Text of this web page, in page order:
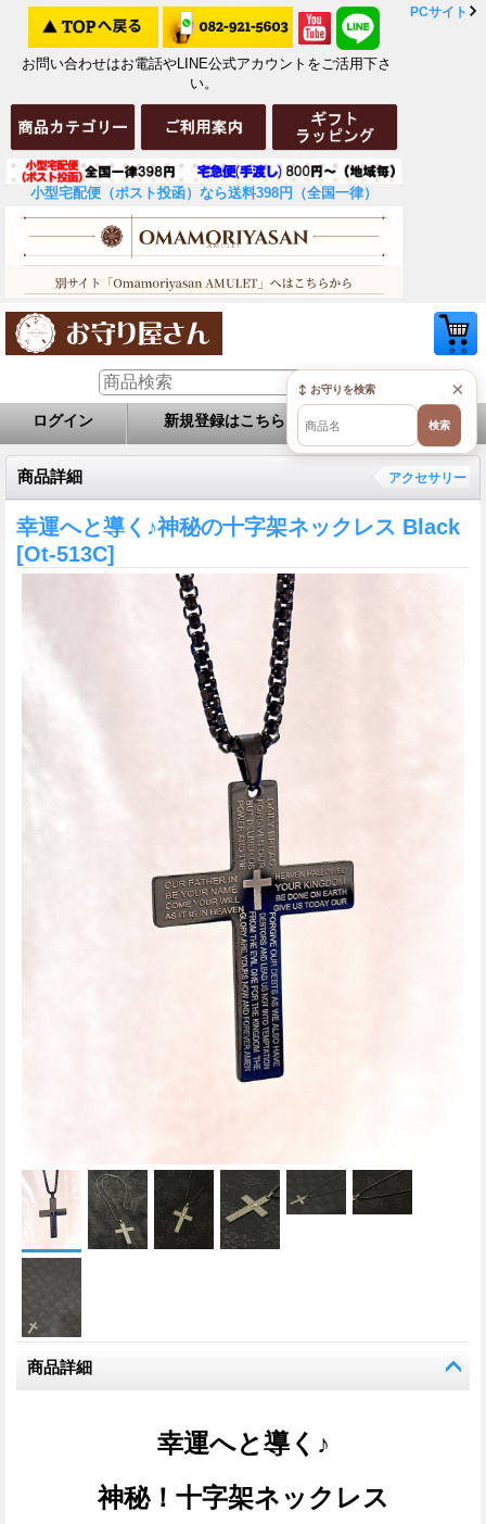
お問い合わせはお電話やLINE公式アカウントをご活用下さ
い。
小型宅配便（ポスト投函）なら送料398円（全国一律）
PCサイト
ログイン 新規登録はこちら お問い合せ
商品詳細 アクセサリー
幸運へと導く♪神秘の十字架ネックレス Black
[Ot-513C]
商品詳細
幸運へと導く♪
神秘！十字架ネックレス
×
↕ お守りを検索
検索